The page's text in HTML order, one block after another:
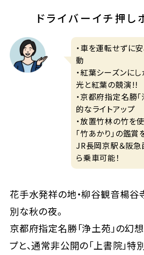
ドライバーイチ押し
・車を運転せずに
動
・紅葉シーズンに
光と紅葉の競演!!
・京都府指定名勝
的なライトアップ
・放置竹林の竹を
「竹あかり」の鑑賞
JR長岡京駅＆阪
ら乗車可能！
花手水発祥の地・柳谷観音楊谷
別な秋の夜。
京都府指定名勝「浄土苑」の幻
プと、通常非公開の「上書院」特